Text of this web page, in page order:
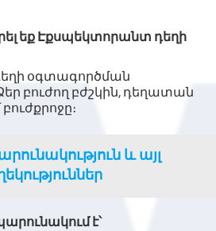
եք Էքսպեկտորանտ դեղի
օգտագործման
բուժող բժշկին, դեղատան
և այլ
է՝